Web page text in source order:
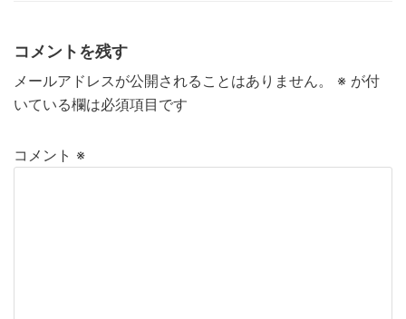
コメントを残す
メールアドレスが公開されることはありません。 ※ が付
いている欄は必須項目です
コメント ※